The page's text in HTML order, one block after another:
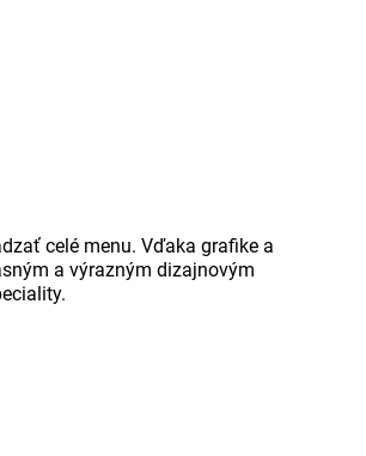
celé menu. Vďaka grafike a
a výrazným dizajnovým